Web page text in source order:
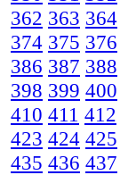
362 363 364
374 375 376
386 387 388
398 399 400
410 411 412
423 424 425
435 436 437